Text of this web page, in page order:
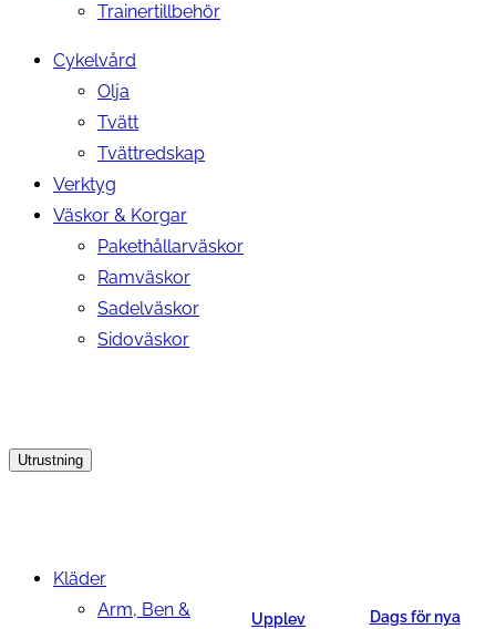
Trainertillbehör
Cykelvård
Olja
Tvätt
Tvättredskap
Verktyg
Väskor & Korgar
Pakethållarväskor
Ramväskor
Sadelväskor
Sidoväskor
Utrustning
Kläder
Arm, Ben &
Upplev
Dags för nya